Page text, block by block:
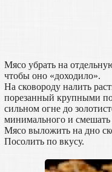
Мясо убрать на
чтобы оно «доходило».
На сковороду налить
порезанный крупными
сильном огне до
минимального и
Мясо выложить на дно
Посолить по вкусу.